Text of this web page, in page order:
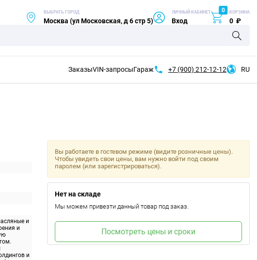
ВЫБРАТЬ ГОРОД
Москва (ул Московская, д 6 стр 5)
ЛИЧНЫЙ КАБИНЕТ
Вход
0 КОРЗИНА
0 ₽
ЗаказыVIN-запросыГараж +7 (900) 212-12-12 RU
и
и
и
Вы работаете в гостевом режиме (видите розничные цены).
Чтобы увидеть свои цены, вам нужно войти под своим
паролем (или зарегистрироваться).
Нет на складе
Мы можем привезти данный товар под заказ.
Посмотреть цены и сроки